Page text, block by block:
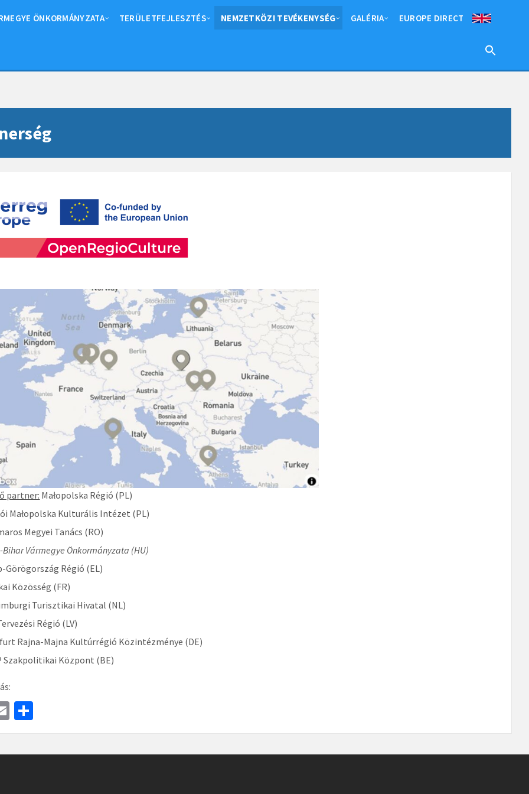
ÖNKORMÁNYZATA TERÜLETFEJLESZTÉS NEMZETKÖZI TEVÉKENYSÉG GALÉRIA EUROPE DIRECT
partner: Małopolska Régió (PL)
Małopolska Kulturális Intézet (PL)
Megyei Tanács (RO)
Vármegye Önkormányzata (HU)
Görögország Régió (EL)
Közösség (FR)
Turisztikai Hivatal (NL)
Régió (LV)
Rajna-Majna Kultúrrégió Közintézménye (DE)
Szakpolitikai Központ (BE)
E
m
ai
h
ar